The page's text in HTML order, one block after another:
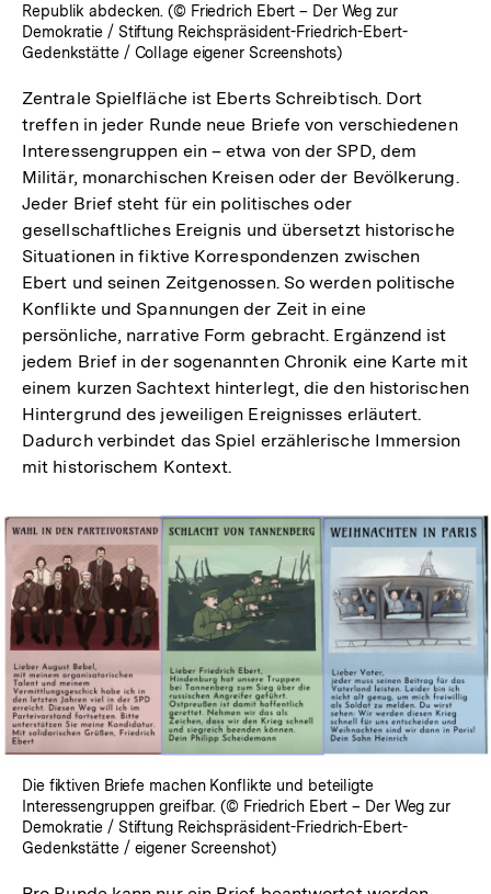
Republik abdecken. (© Friedrich Ebert – Der Weg zur
Demokratie / Stiftung Reichspräsident-Friedrich-Ebert-
Gedenkstätte / Collage eigener Screenshots)
Zentrale Spielfläche ist Eberts Schreibtisch. Dort
treffen in jeder Runde neue Briefe von verschiedenen
Interessengruppen ein – etwa von der SPD, dem
Militär, monarchischen Kreisen oder der Bevölkerung.
Jeder Brief steht für ein politisches oder
gesellschaftliches Ereignis und übersetzt historische
Situationen in fiktive Korrespondenzen zwischen
Ebert und seinen Zeitgenossen. So werden politische
Konflikte und Spannungen der Zeit in eine
persönliche, narrative Form gebracht. Ergänzend ist
jedem Brief in der sogenannten Chronik eine Karte mit
einem kurzen Sachtext hinterlegt, die den historischen
Hintergrund des jeweiligen Ereignisses erläutert.
Dadurch verbindet das Spiel erzählerische Immersion
mit historischem Kontext.
Die fiktiven Briefe machen Konflikte und beteiligte
Interessengruppen greifbar. (© Friedrich Ebert – Der Weg zur
Demokratie / Stiftung Reichspräsident-Friedrich-Ebert-
Gedenkstätte / eigener Screenshot)